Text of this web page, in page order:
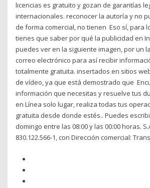
licencias es gratuito y gozan de garantías
internacionales. reconocer la autoría y no
de forma comercial, no tienen Eso sí, para
tienes que saber por qué la publicidad en
puedes ver en la siguiente imagen, por un
correo electrónico para así recibir
totalmente gratuita. insertados en sitios
de vídeo, ya que está demostrado que
información que necesitas y resuelve tus
en Línea solo lugar, realiza todas tus
gratuita desde donde estés.. Puedes
domingo entre las 08:00 y las 00:00 horas.
830.122.566-1, con Dirección comercial: